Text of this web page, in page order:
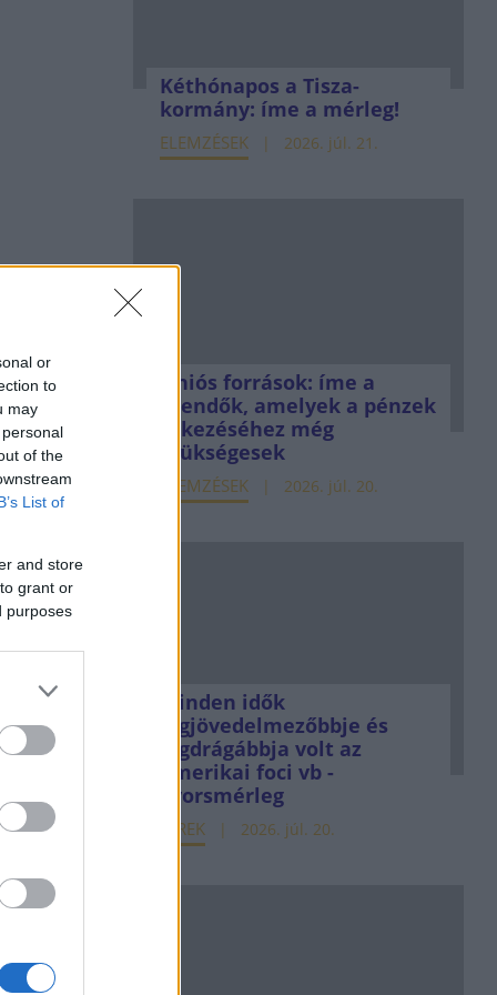
or
to
may
of the
List of
and store
grant or
purposes
Kéthónapos a Tisza-
kormány: íme a mérleg!
ELEMZÉSEK 2026. júl. 21.
Uniós források: íme a
teendők, amelyek a pénzek
érkezéséhez még
szükségesek
ELEMZÉSEK 2026. júl. 20.
Minden idők
legjövedelmezőbbje és
legdrágábbja volt az
amerikai foci vb -
gyorsmérleg
HÍREK 2026. júl. 20.